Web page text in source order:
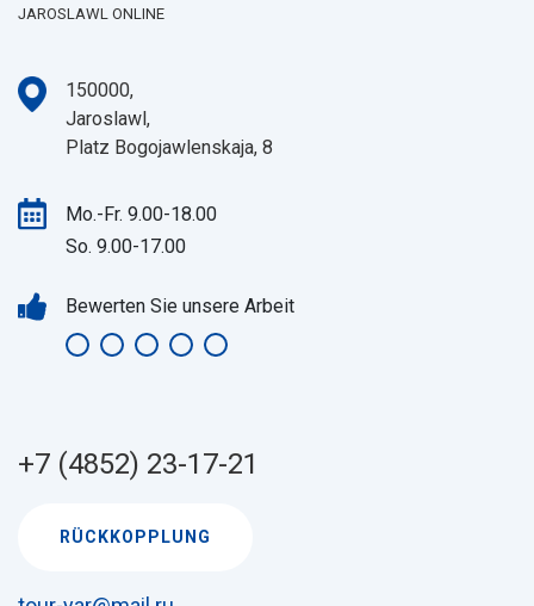
JAROSLAWL ONLINE
150000,
Jaroslawl,
Platz Bogojawlenskaja, 8
Mo.-Fr. 9.00-18.00
So. 9.00-17.00
Bewerten Sie unsere Arbeit
+7 (4852) 23-17-21
RÜCKKOPPLUNG